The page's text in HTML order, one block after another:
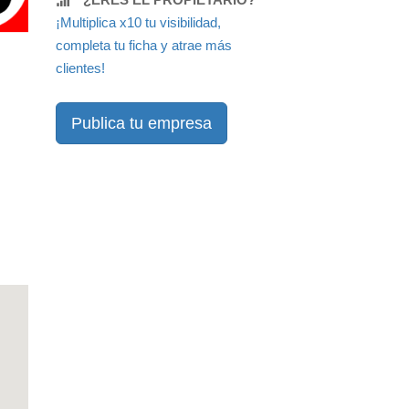
¡Multiplica x10 tu visibilidad,
completa tu ficha y atrae más
clientes!
Publica tu empresa